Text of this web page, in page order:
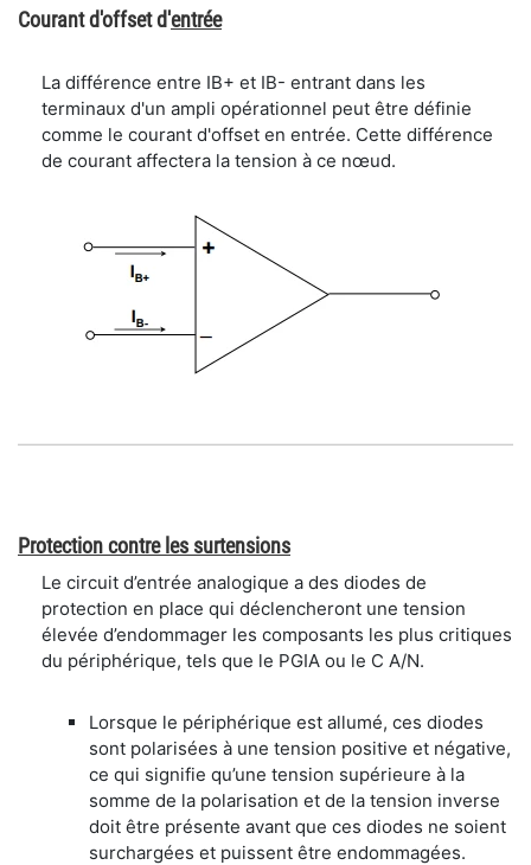
Courant d'offset d'entrée
La différence entre IB+ et IB- entrant dans les
terminaux d'un ampli opérationnel peut être définie
comme le courant d'offset en entrée. Cette différence
de courant affectera la tension à ce nœud.
Protection contre les surtensions
Le circuit d’entrée analogique a des diodes de
protection en place qui déclencheront une tension
élevée d’endommager les composants les plus critiques
du périphérique, tels que le PGIA ou le C A/N.
Lorsque le périphérique est allumé, ces diodes
sont polarisées à une tension positive et négative,
ce qui signifie qu’une tension supérieure à la
somme de la polarisation et de la tension inverse
doit être présente avant que ces diodes ne soient
surchargées et puissent être endommagées.